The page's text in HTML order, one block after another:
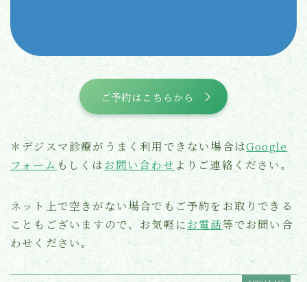
ご予約はこちらから
＊デジスマ診療がうまく利用できない場合はGoogle
フォーム もしくはお問い合わせ よりご連絡ください。
ネット上で空きがない場合でもご予約をお取りできる
こともございますので、お気軽にお電話等でお問い合
わせください。